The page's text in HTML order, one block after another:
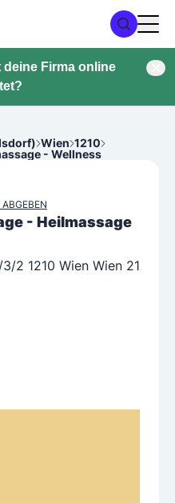
Firma online
Wien 1210
- Wellness
- Heilmassage
2 1210 Wien Wien 21